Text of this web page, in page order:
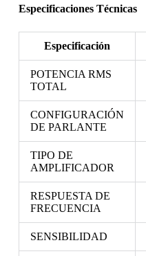
Especificaciones Técnicas
Especificación
POTENCIA RMS
TOTAL
CONFIGURACIÓN
DE PARLANTE
TIPO DE
AMPLIFICADOR
RESPUESTA DE
FRECUENCIA
SENSIBILIDAD